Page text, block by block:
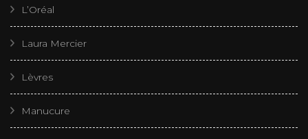
L’Oréal
Laura Mercier
Lèvres
Manucure